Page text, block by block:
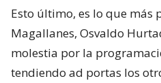
Esto último, es lo que más
Magallanes, Osvaldo
molestia por la
tendiendo ad portas los